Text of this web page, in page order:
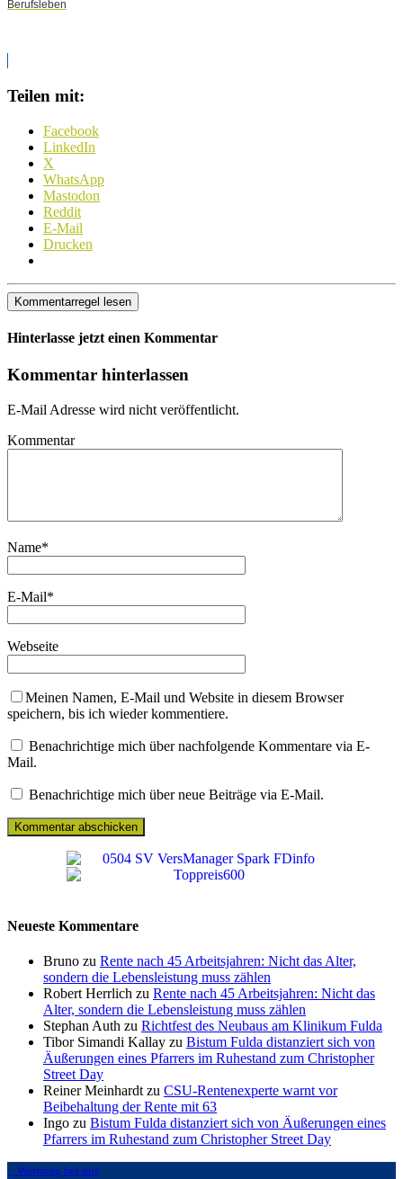
Berufsleben
Teilen mit:
Facebook
LinkedIn
X
WhatsApp
Mastodon
Reddit
E-Mail
Drucken
Kommentarregel lesen
Hinterlasse jetzt einen Kommentar
Kommentar hinterlassen
E-Mail Adresse wird nicht veröffentlicht.
Kommentar
Name*
E-Mail*
Webseite
Meinen Namen, E-Mail und Website in diesem Browser
speichern, bis ich wieder kommentiere.
Benachrichtige mich über nachfolgende Kommentare via E-
Mail.
Benachrichtige mich über neue Beiträge via E-Mail.
Neueste Kommentare
Bruno zu Rente nach 45 Arbeitsjahren: Nicht das Alter,
sondern die Lebensleistung muss zählen
Robert Herrlich zu Rente nach 45 Arbeitsjahren: Nicht das
Alter, sondern die Lebensleistung muss zählen
Stephan Auth zu Richtfest des Neubaus am Klinikum Fulda
Tibor Simandi Kallay zu Bistum Fulda distanziert sich von
Äußerungen eines Pfarrers im Ruhestand zum Christopher
Street Day
Reiner Meinhardt zu CSU-Rentenexperte warnt vor
Beibehaltung der Rente mit 63
Ingo zu Bistum Fulda distanziert sich von Äußerungen eines
Pfarrers im Ruhestand zum Christopher Street Day
:: Werbung bei uns